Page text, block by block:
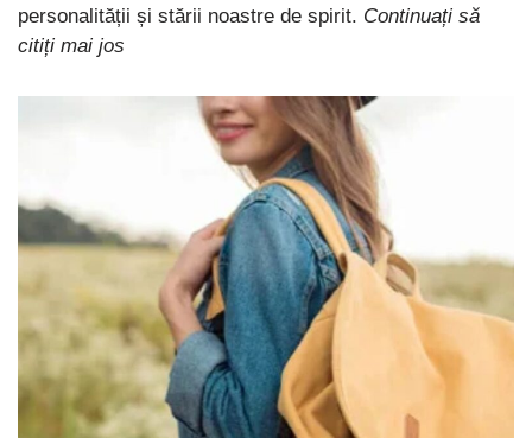
personalității și stării noastre de spirit. Continuați să
citiți mai jos